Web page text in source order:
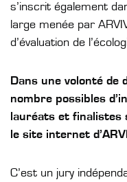
s’inscrit également
large menée par
d’évaluation de
Dans une volonté de
nombre possibles
lauréats et finalistes
le site internet
C’est un jury